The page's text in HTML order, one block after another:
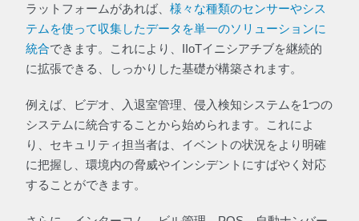
ラットフォームがあれば、 様々な種類のセンサーやシス
テムを使って収集したデータを単一のソリューションに
統合できます。これにより、IIoTイニシアチブを継続的
に拡張できる、しっかりした基礎が構築されます。
例えば、ビデオ、入退室管理、侵入検知システムを1つの
システムに統合することから始められます。これによ
り、セキュリティ担当者は、イベントの状況をより明確
に把握し、環境内の脅威やインシデントにすばやく対応
することができます。